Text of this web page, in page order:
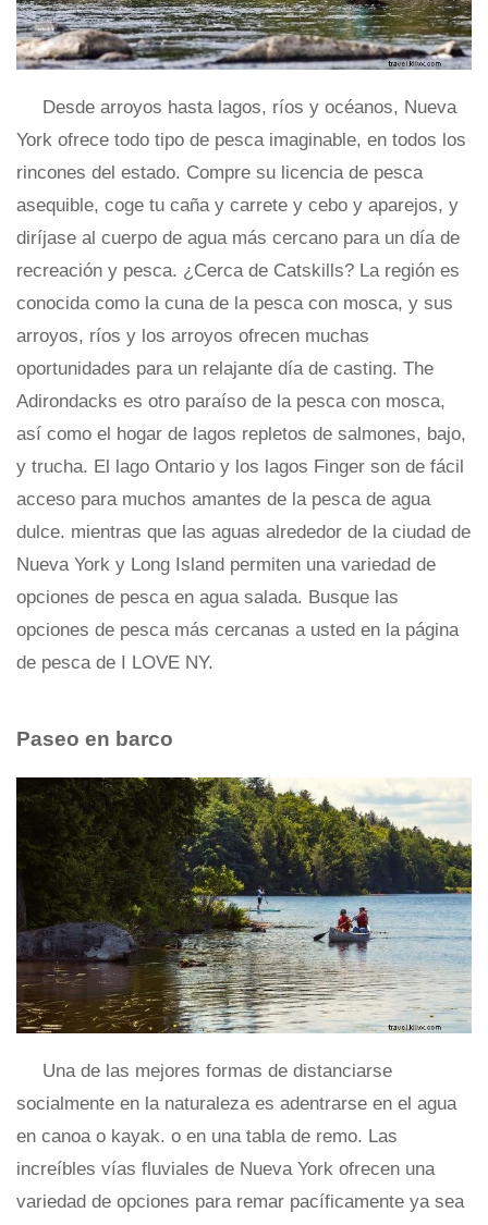
Desde arroyos hasta lagos, ríos y océanos, Nueva
York ofrece todo tipo de pesca imaginable, en todos los
rincones del estado. Compre su licencia de pesca
asequible, coge tu caña y carrete y cebo y aparejos, y
diríjase al cuerpo de agua más cercano para un día de
recreación y pesca. ¿Cerca de Catskills? La región es
conocida como la cuna de la pesca con mosca, y sus
arroyos, ríos y los arroyos ofrecen muchas
oportunidades para un relajante día de casting. The
Adirondacks es otro paraíso de la pesca con mosca,
así como el hogar de lagos repletos de salmones, bajo,
y trucha. El lago Ontario y los lagos Finger son de fácil
acceso para muchos amantes de la pesca de agua
dulce. mientras que las aguas alrededor de la ciudad de
Nueva York y Long Island permiten una variedad de
opciones de pesca en agua salada. Busque las
opciones de pesca más cercanas a usted en la página
de pesca de I LOVE NY.
Paseo en barco
Una de las mejores formas de distanciarse
socialmente en la naturaleza es adentrarse en el agua
en canoa o kayak. o en una tabla de remo. Las
increíbles vías fluviales de Nueva York ofrecen una
variedad de opciones para remar pacíficamente ya sea